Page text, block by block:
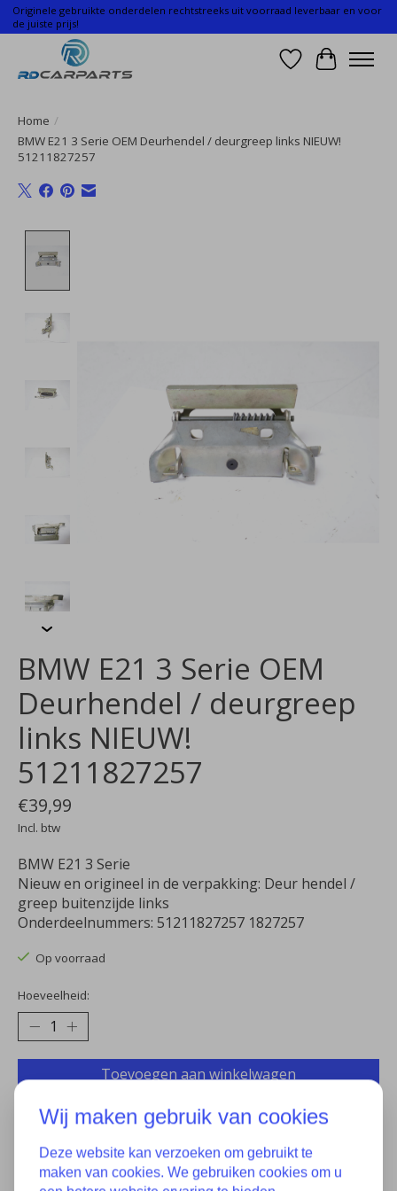
Originele gebruikte onderdelen rechtstreeks uit voorraad leverbaar en voor
de juiste prijs!
Verlanglijst
Home /
BMW E21 3 Serie OEM Deurhendel / deurgreep links NIEUW!
51211827257
BMW E21 3 Serie OEM
Deurhendel / deurgreep
links NIEUW!
51211827257
€39,99
Incl. btw
BMW E21 3 Serie
Nieuw en origineel in de verpakking: Deur hendel /
greep buitenzijde links
Onderdeelnummers: 51211827257 1827257
Op voorraad
Hoeveelheid:
Toevoegen aan winkelwagen
Aan verlanglijst toevoegen
Plaats bestelling
Toevoegen om te vergelijken
Wij maken gebruik van cookies
Deze website kan verzoeken om gebruikt te
maken van cookies. We gebruiken cookies om u